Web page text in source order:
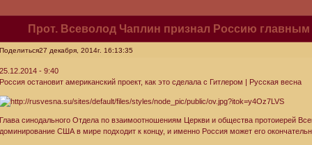
Прот. Всеволод Чаплин признал Россию главным
Поделиться27 декабря, 2014г. 16:13:35
25.12.2014 - 9:40
Россия остановит американский проект, как это сделала с Гитлером | Русская весна
Глава синодального Отдела по взаимоотношениям Церкви и общества протоиерей
доминирование США в мире подходит к концу, и именно Россия может его